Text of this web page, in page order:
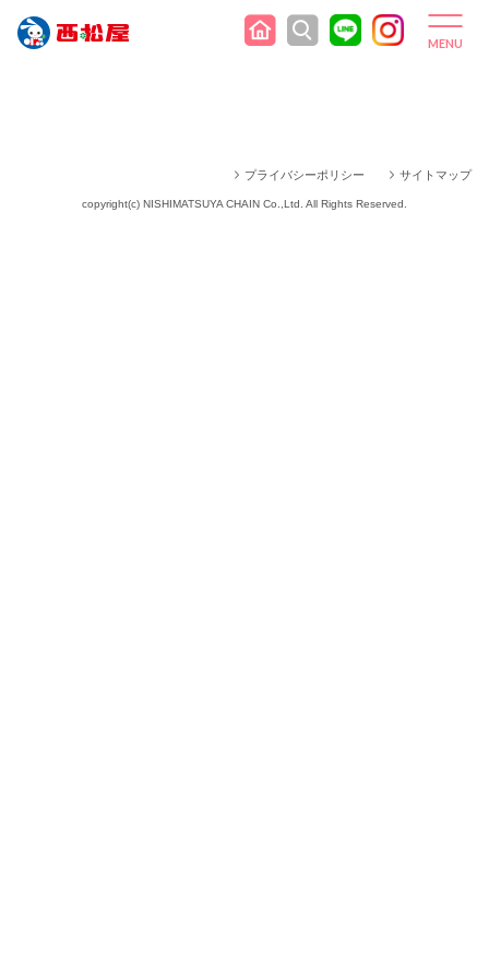
プライバシーポリシー サイトマップ
copyright(c) NISHIMATSUYA CHAIN Co.,Ltd. All Rights Reserved.